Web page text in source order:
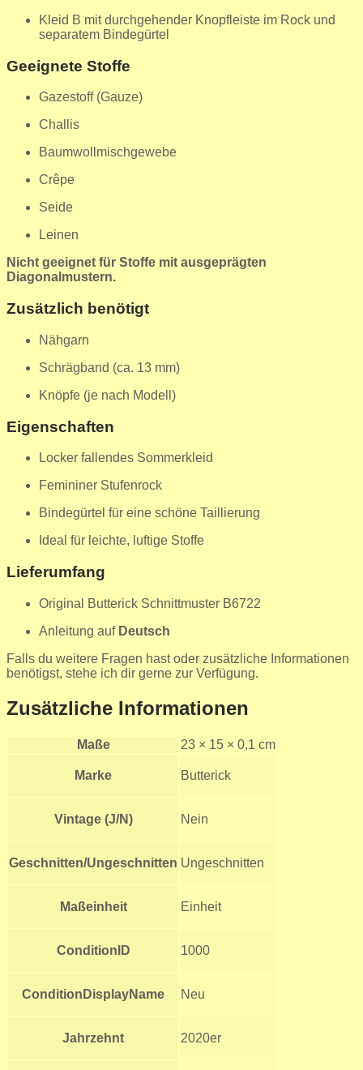
Kleid B mit durchgehender Knopfleiste im Rock und
separatem Bindegürtel
Geeignete Stoffe
Gazestoff (Gauze)
Challis
Baumwollmischgewebe
Crêpe
Seide
Leinen
Nicht geeignet für Stoffe mit ausgeprägten
Diagonalmustern.
Zusätzlich benötigt
Nähgarn
Schrägband (ca. 13 mm)
Knöpfe (je nach Modell)
Eigenschaften
Locker fallendes Sommerkleid
Femininer Stufenrock
Bindegürtel für eine schöne Taillierung
Ideal für leichte, luftige Stoffe
Lieferumfang
Original Butterick Schnittmuster B6722
Anleitung auf Deutsch
Falls du weitere Fragen hast oder zusätzliche Informationen
benötigst, stehe ich dir gerne zur Verfügung.
Zusätzliche Informationen
Maße 23 × 15 × 0,1 cm
Marke Butterick
Vintage (J/N) Nein
Geschnitten/Ungeschnitten Ungeschnitten
Maßeinheit Einheit
ConditionID 1000
ConditionDisplayName Neu
Jahrzehnt 2020er